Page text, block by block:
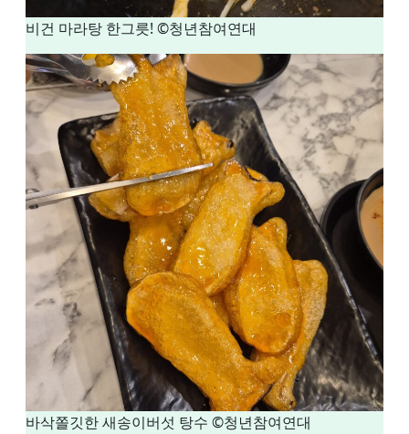
비건 마라탕 한그릇! ©청년참여연대
바삭쫄깃한 새송이버섯 탕수 ©청년참여연대